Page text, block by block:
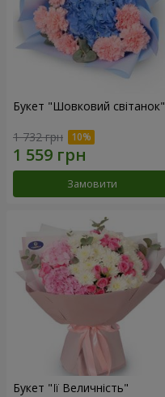
Букет "Шовковий світанок"
1 732 грн
Замовити
Букет "Її Величність"